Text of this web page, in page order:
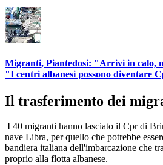
Migranti, Piantedosi: "Arrivi in calo,
"I centri albanesi possono diventare
Il trasferimento dei
I 40 migranti hanno lasciato il Cpr di
nave Libra, per quello che potrebbe
bandiera italiana dell'imbarcazione che
proprio alla flotta albanese.